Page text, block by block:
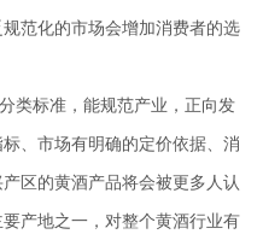
范化的市场会增加消费者的选
标准，能规范产业，正向发
、市场有明确的定价依据、消
区的黄酒产品将会被更多人认
产地之一，对整个黄酒行业有